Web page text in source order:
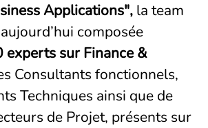
Applications", la team
composée
experts sur Finance &
Consultants fonctionnels,
Techniques ainsi que de
de Projet, présents sur